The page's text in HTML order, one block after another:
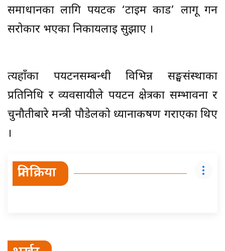
समाधानका लागि पर्यटक ‘टाइम कार्ड’ लागू गर्न
सरोकार भएका निकायलाई सुझाए ।
त्यहाँका पर्यटनसम्बन्धी विभिन्न सङ्घसंस्थाका
प्रतिनिधि र व्यवसायीले पर्यटन क्षेत्रका सम्भावना र
चुनौतीबारे मन्त्री पौडेलको ध्यानाकर्षण गराएका थिए
।
प्रतिक्रिया